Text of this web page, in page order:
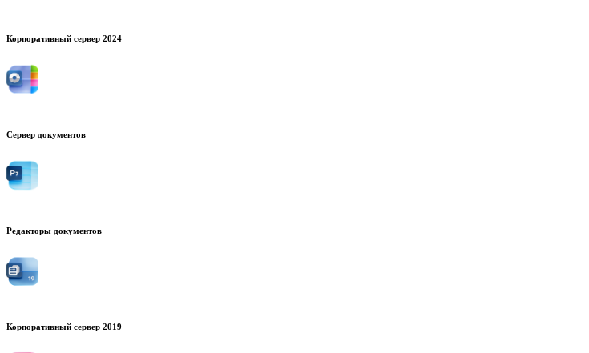
Корпоративный сервер 2024
Сервер документов
Редакторы документов
Корпоративный сервер 2019